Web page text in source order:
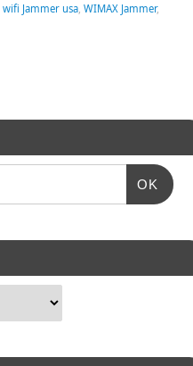
wifi Jammer usa, WIMAX Jammer,
OK